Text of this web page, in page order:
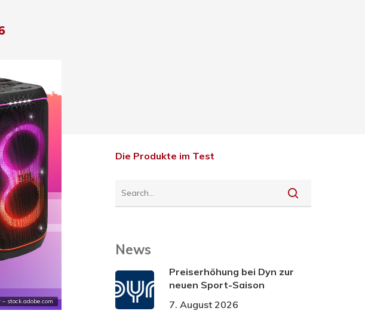
stock.adobe.com
Die Produkte im Test
News
Preiserhöhung bei Dyn zur
neuen Sport-Saison
7. August 2026